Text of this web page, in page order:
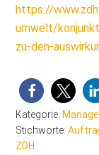
https://
umwelt/
zu-den-
Kategorie:
Stichworte:
ZDH